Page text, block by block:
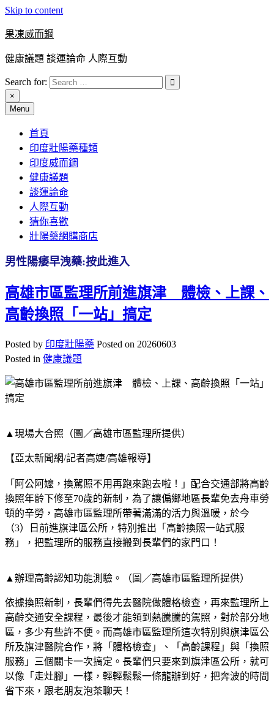
Skip to content
果凍威而鋼
健康議題 談運論命 人際互動
Search for:
×
Menu
首頁
印度壯陽藥種類
印度威而鋼
健康議題
談運論命
人際互動
猜你喜歡
壯陽藥網購商店
男性陽痿早洩藥:按此進入
高雄市區監理所前進旗津 體檢、上課、
高齡換照「一站」搞定
Posted by 印度壯陽藥 Posted on 20260603
Posted in 健康議題
▲現場大合照（圖／高雄市區監理所提供）
【亞太新聞網/記者高婕/高雄報導】
「阿公阿嬤，換駕照不用再跑來跑去啦！」配合交通部將高齡
換照年齡下修至70歲的新制，為了讓偏鄉地區長輩免去舟車勞
頓的辛勞，高雄市區監理所帶著滿滿的活力與溫暖，於今
（3）日前進旗津區公所，特別推出「高齡換照一站式服
務」，把監理所的服務直接搬到長輩們的家門口！
▲辦理高齡認知功能測驗。（圖／高雄市區監理所提供）
依據換照新制，長輩們得先去醫院做體格檢查，再來監理所上
高齡交通安全課程，最後才能領到熱騰騰的駕照，對於部分地
區，多少有些許不便。而高雄市區監理所這次特別與旗津區公
所及旗津醫院合作，將「體格檢查」、「高齡課程」與「換照
服務」三個關卡一次搞定。長輩們只要來到旗津區公所，就可
以像「走灶腳」一樣，輕輕鬆鬆一條龍辦到好，把奔波的時間
省下來，跟老朋友泡茶聊天！